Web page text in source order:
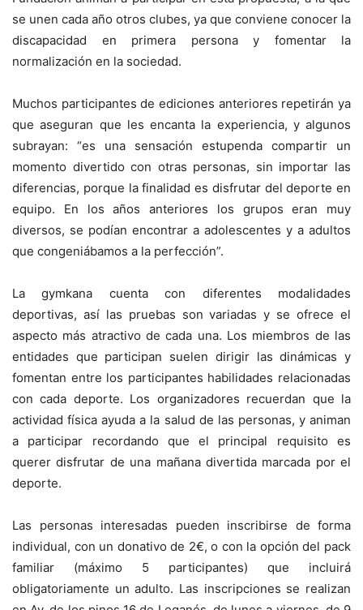
se unen cada año otros clubes, ya que conviene conocer la
discapacidad en primera persona y fomentar la
normalización en la sociedad.
Muchos participantes de ediciones anteriores repetirán ya
que aseguran que les encanta la experiencia, y algunos
subrayan: “es una sensación estupenda compartir un
momento divertido con otras personas, sin importar las
diferencias, porque la finalidad es disfrutar del deporte en
equipo. En los años anteriores los grupos eran muy
diversos, se podían encontrar a adolescentes y a adultos
que congeniábamos a la perfección”.
La gymkana cuenta con diferentes modalidades
deportivas, así las pruebas son variadas y se ofrece el
aspecto más atractivo de cada una. Los miembros de las
entidades que participan suelen dirigir las dinámicas y
fomentan entre los participantes habilidades relacionadas
con cada deporte. Los organizadores recuerdan que la
actividad física ayuda a la salud de las personas, y animan
a participar recordando que el principal requisito es
querer disfrutar de una mañana divertida marcada por el
deporte.
Las personas interesadas pueden inscribirse de forma
individual, con un donativo de 2€, o con la opción del pack
familiar (máximo 5 participantes) que incluirá
obligatoriamente un adulto. Las inscripciones se realizan